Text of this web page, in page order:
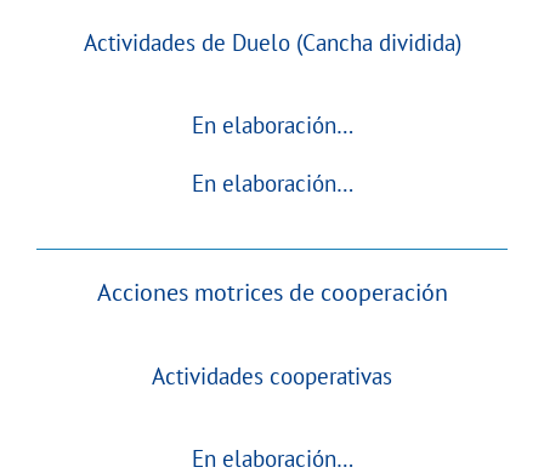
Actividades de Duelo (Cancha dividida)
En elaboración…
En elaboración…
Acciones motrices de cooperación
Actividades cooperativas
En elaboración…